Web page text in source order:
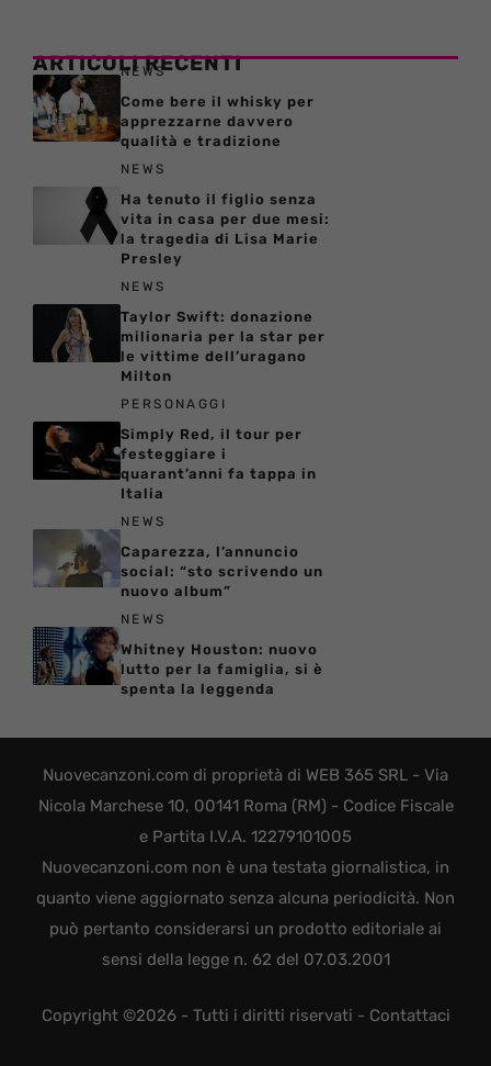
ARTICOLI RECENTI
NEWS
Come bere il whisky per
apprezzarne davvero
qualità e tradizione
NEWS
Ha tenuto il figlio senza
vita in casa per due mesi:
la tragedia di Lisa Marie
Presley
NEWS
Taylor Swift: donazione
milionaria per la star per
le vittime dell’uragano
Milton
PERSONAGGI
Simply Red, il tour per
festeggiare i
quarant’anni fa tappa in
Italia
NEWS
Caparezza, l’annuncio
social: “sto scrivendo un
nuovo album”
NEWS
Whitney Houston: nuovo
lutto per la famiglia, si è
spenta la leggenda
Nuovecanzoni.com di proprietà di WEB 365 SRL - Via
Nicola Marchese 10, 00141 Roma (RM) - Codice Fiscale
e Partita I.V.A. 12279101005
Nuovecanzoni.com non è una testata giornalistica, in
quanto viene aggiornato senza alcuna periodicità. Non
può pertanto considerarsi un prodotto editoriale ai
sensi della legge n. 62 del 07.03.2001
Copyright ©2026 - Tutti i diritti riservati - Contattaci